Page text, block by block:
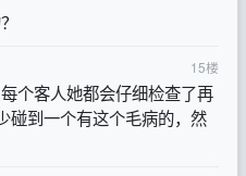
15楼
个客人她都会仔细检查了再
碰到一个有这个毛病的，然